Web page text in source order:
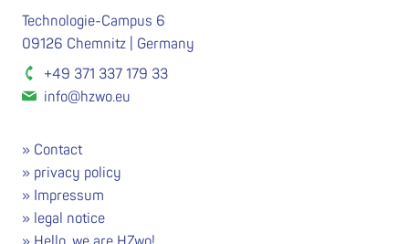
Technologie-Campus 6
09126 Chemnitz | Germany
+49 371 337 179 33
info@hzwo.eu
Contact
privacy policy
Impressum
legal notice